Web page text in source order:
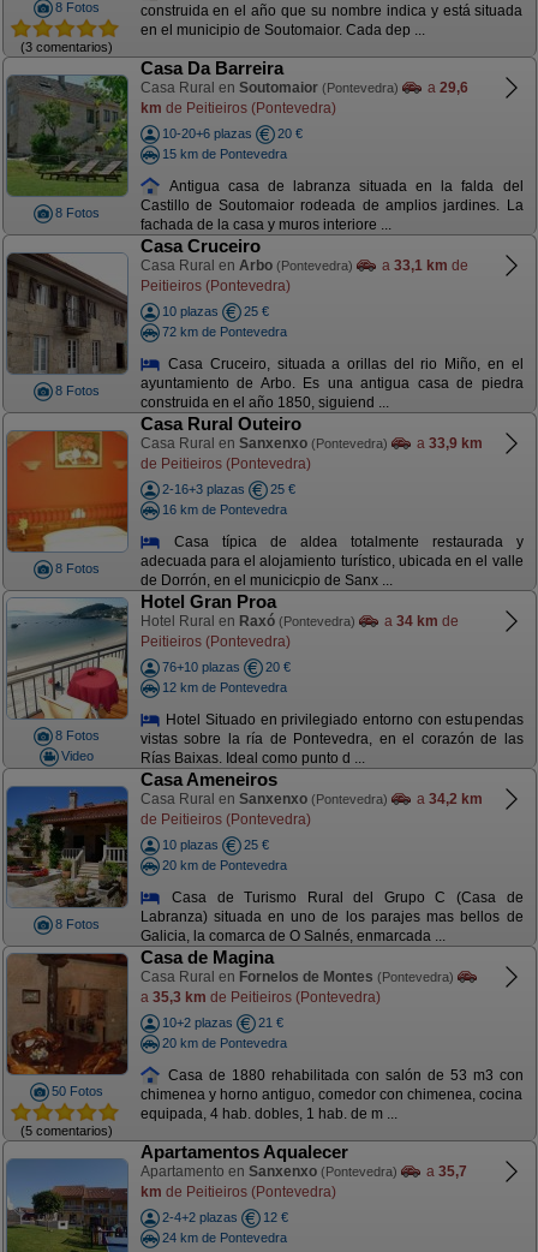
8 Fotos
(3 comentarios)
construida en el año que su nombre indica y está situada
en el municipio de Soutomaior. Cada dep ...
8 Fotos
Casa Da Barreira
Casa Rural en Soutomaior (Pontevedra) a 29,6
km de Peitieiros (Pontevedra)
10-20+6 plazas
20 €
15 km de Pontevedra
Antigua casa de labranza situada en la falda del
Castillo de Soutomaior rodeada de amplios jardines. La
fachada de la casa y muros interiore ...
8 Fotos
Casa Cruceiro
Casa Rural en Arbo (Pontevedra) a 33,1 km de
Peitieiros (Pontevedra)
10 plazas
25 €
72 km de Pontevedra
Casa Cruceiro, situada a orillas del rio Miño, en el
ayuntamiento de Arbo. Es una antigua casa de piedra
construida en el año 1850, siguiend ...
8 Fotos
Casa Rural Outeiro
Casa Rural en Sanxenxo (Pontevedra) a 33,9 km
de Peitieiros (Pontevedra)
2-16+3 plazas
25 €
16 km de Pontevedra
Casa típica de aldea totalmente restaurada y
adecuada para el alojamiento turístico, ubicada en el valle
de Dorrón, en el municicpio de Sanx ...
8 Fotos
Video
Hotel Gran Proa
Hotel Rural en Raxó (Pontevedra) a 34 km de
Peitieiros (Pontevedra)
76+10 plazas
20 €
12 km de Pontevedra
Hotel Situado en privilegiado entorno con estupendas
vistas sobre la ría de Pontevedra, en el corazón de las
Rías Baixas. Ideal como punto d ...
8 Fotos
Casa Ameneiros
Casa Rural en Sanxenxo (Pontevedra) a 34,2 km
de Peitieiros (Pontevedra)
10 plazas
25 €
20 km de Pontevedra
Casa de Turismo Rural del Grupo C (Casa de
Labranza) situada en uno de los parajes mas bellos de
Galicia, la comarca de O Salnés, enmarcada ...
50 Fotos
(5 comentarios)
Casa de Magina
Casa Rural en Fornelos de Montes (Pontevedra)
a 35,3 km de Peitieiros (Pontevedra)
10+2 plazas
21 €
20 km de Pontevedra
Casa de 1880 rehabilitada con salón de 53 m3 con
chimenea y horno antiguo, comedor con chimenea, cocina
equipada, 4 hab. dobles, 1 hab. de m ...
Apartamentos Aqualecer
Apartamento en Sanxenxo (Pontevedra) a 35,7
km de Peitieiros (Pontevedra)
2-4+2 plazas
12 €
24 km de Pontevedra